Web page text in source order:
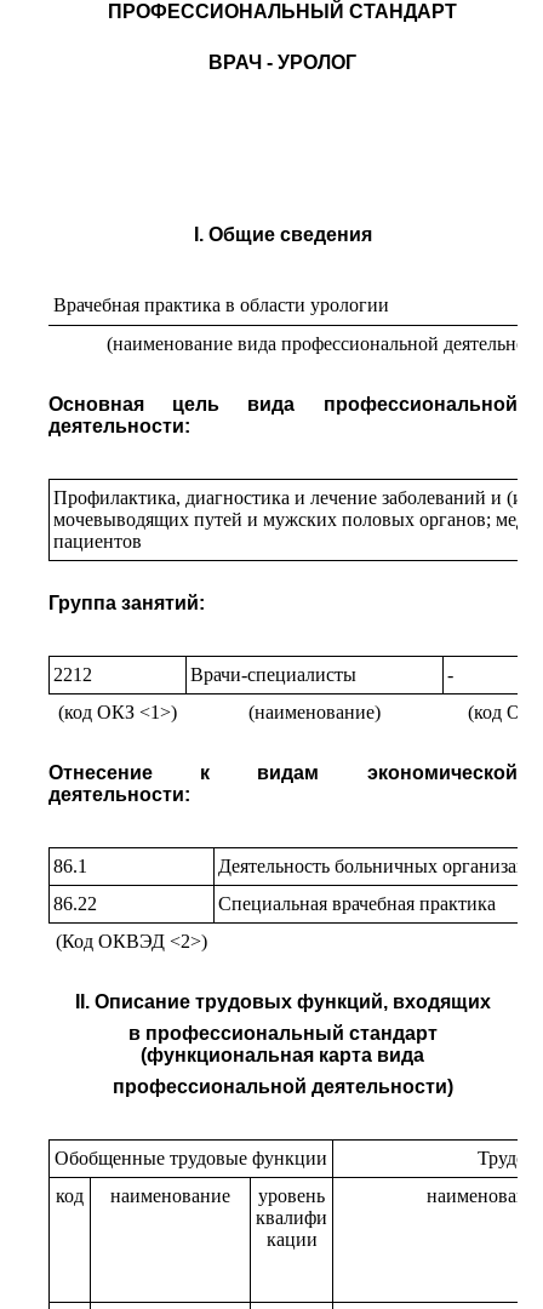
ПРОФЕССИОНАЛЬНЫЙ СТАНДАРТ
ВРАЧ - УРОЛОГ
I. Общие сведения
Врачебная практика в области урологии
(наименование вида профессиональной
Основная цель вида профессиональной
деятельности:
Профилактика, диагностика и лечение заболеваний и
мочевыводящих путей и мужских половых органов;
пациентов
Группа занятий:
2212 Врачи-специалисты
-
(код ОКЗ <1>)
(наименование) (код
Отнесение к видам экономической
деятельности:
86.1
Деятельность больничных
86.22
Специальная врачебная практика
(Код ОКВЭД <2>)
II. Описание трудовых функций, входящих
в профессиональный стандарт
(функциональная карта вида
профессиональной деятельности)
Обобщенные трудовые функции
код
наименование
уровень
квалифи
кации